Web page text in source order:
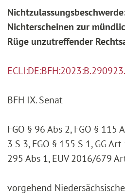
Nichterscheinen zur
Rüge unzutreffender
BFH IX. Senat
FGO § 96 Abs 2, FGO § 115
3 S 3, FGO § 155 S 1, GG
295 Abs 1, EUV 2016/679
vorgehend